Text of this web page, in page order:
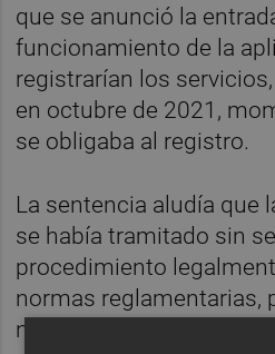
que se anunció la
funcionamiento de la
registrarían los
en octubre de 2021,
se obligaba al registro.
La sentencia aludía que
se había tramitado sin
procedimiento
normas reglamentarias,
nula esa disposición.